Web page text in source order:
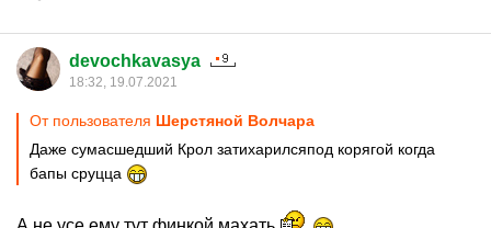
devochkavasya
18:32, 19.07.2021
От пользователя Шерстяной Волчара
Даже сумасшедший Крол затихарилсяпод корягой когда
бапы сруцца